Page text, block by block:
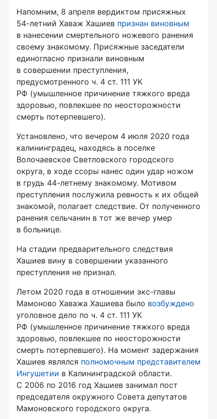
Напомним, 8 апреля вердиктом присяжных
54-летний Хаваж Хашиев признан виновным
в нанесении смертельного ножевого ранения
своему знакомому. Присяжные заседатели
единогласно признали виновным
в совершении преступления,
предусмотренного ч. 4 ст. 111 УК
РФ (умышленное причинение тяжкого вреда
здоровью, повлекшее по неосторожности
смерть потерпевшего).
Установлено, что вечером 4 июля 2020 года
калининградец, находясь в поселке
Волочаевское Светловского городского
округа, в ходе ссоры нанес один удар ножом
в грудь 44-летнему знакомому. Мотивом
преступления послужила ревность к их общей
знакомой, полагает следствие. От полученного
ранения сельчанин в тот же вечер умер
в больнице.
На стадии предварительного следствия
Хашиев вину в совершении указанного
преступления не признал.
Летом 2020 года в отношении экс-главы
Мамоново Хаважа Хашиева было возбуждено
уголовное дело по ч. 4 ст. 111 УК
РФ (умышленное причинение тяжкого вреда
здоровью, повлекшее по неосторожности
смерть потерпевшего). На момент задержания
Хашиев являлся полномочным представителем
Ингушетии в Калининградской области.
С 2006 по 2016 год Хашиев занимал пост
председателя окружного Совета депутатов
Мамоновского городского округа.